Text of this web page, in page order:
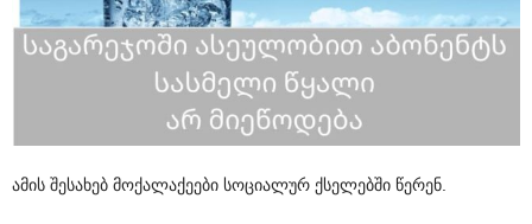
ამის შესახებ მოქალაქეები სოციალურ ქსელებში წერენ.